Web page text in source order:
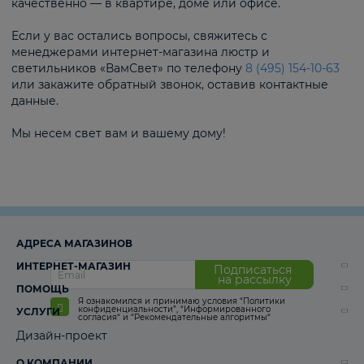
качественно — в квартире, доме или офисе.
Если у вас остались вопросы, свяжитесь с
менеджерами интернет-магазина люстр и
светильников «ВамСвет» по телефону 8 (495) 154-10-63
или закажите обратный звонок, оставив контактные
данные.
Мы несем свет вам и вашему дому!
Подписаться
на рассылку
Я ознакомился и принимаю условия “Политики
конфиденциальности”, “Информированного
согласия“ и “Рекомендательные алгоритмы“
АДРЕСА МАГАЗИНОВ
ИНТЕРНЕТ-МАГАЗИН
ПОМОЩЬ
УСЛУГИ
Дизайн-проект